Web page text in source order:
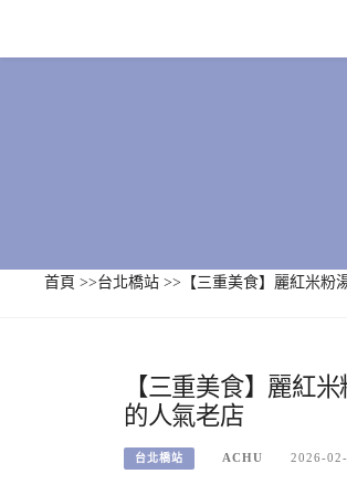
content
首頁 >>台北橋站 >> 【三重美食】麗紅米
【三重美食】麗紅
的人氣老店
台北橋站 ACHU 2026-